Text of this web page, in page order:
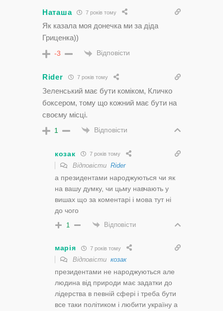
Наташа 7 років тому
Як казала моя донечка ми за діда
Гриценка))
-3 Відповісти
Rider 7 років тому
Зеленський має бути коміком, Кличко
боксером, тому що кожний має бути на
своєму місці.
1 Відповісти
козак 7 років тому
Відповісти Rider
а президентами народжуються чи як
на вашу думку, чи цьму навчають у
вишах що за коментарі і мова тут ні
до чого
1 Відповісти
марія 7 років тому
Відповісти козак
президентами не народжуються але
людина від природи має задатки до
лідерства в певній сфері і треба бути
все таки політиком і любити україну а